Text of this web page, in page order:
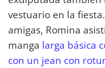
vestuario en la
amigas, Romina
manga larga básica
con un jean con